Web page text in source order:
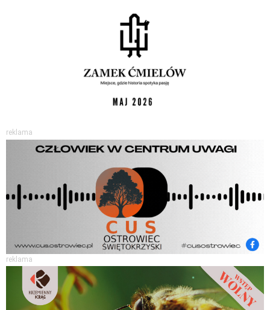
reklama
reklama